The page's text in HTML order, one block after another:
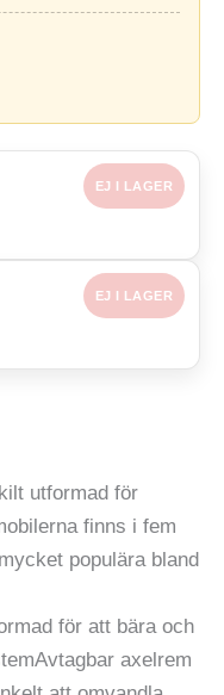
EJ I LAGER
EJ I LAGER
utformad för
finns i fem
populära bland
för att bära och
axelrem